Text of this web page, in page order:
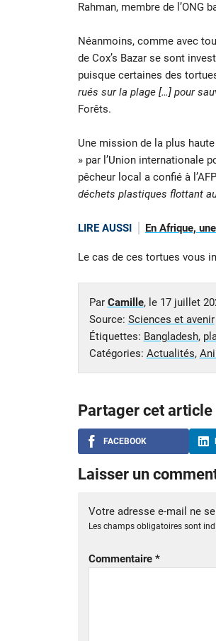
Rahman, membre de l’ONG
Néanmoins, comme avec
de Cox’s Bazar se sont
puisque certaines des
rués sur la plage […] pour
Forêts.
Une mission de la plus
» par l’Union internationale
pêcheur local a confié à l’AFP
déchets plastiques flottant
LIRE AUSSI En Afrique,
Le cas de ces tortues vous
Par Camille, le 17 juillet
Source: Sciences et avenir
Étiquettes: Bangladesh,
Catégories: Actualités,
Partager cet article
FACEBOOK
Laisser un
Votre adresse e-mail ne
Les champs obligatoires sont
Commentaire *